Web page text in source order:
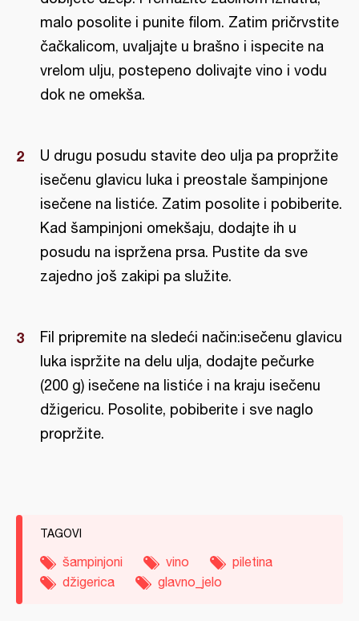
malo posolite i punite filom. Zatim pričrvstite
čačkalicom, uvaljajte u brašno i ispecite na
vrelom ulju, postepeno dolivajte vino i vodu
dok ne omekša.
U drugu posudu stavite deo ulja pa propržite
isečenu glavicu luka i preostale šampinjone
isečene na listiće. Zatim posolite i pobiberite.
Kad šampinjoni omekšaju, dodajte ih u
posudu na ispržena prsa. Pustite da sve
zajedno još zakipi pa služite.
Fil pripremite na sledeći način:isečenu glavicu
luka ispržite na delu ulja, dodajte pečurke
(200 g) isečene na listiće i na kraju isečenu
džigericu. Posolite, pobiberite i sve naglo
propržite.
TAGOVI
šampinjoni vino
piletina
džigerica
glavno_jelo